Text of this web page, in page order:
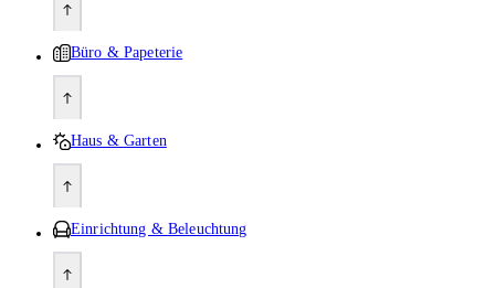
Büro & Papeterie
Haus & Garten
Einrichtung & Beleuchtung